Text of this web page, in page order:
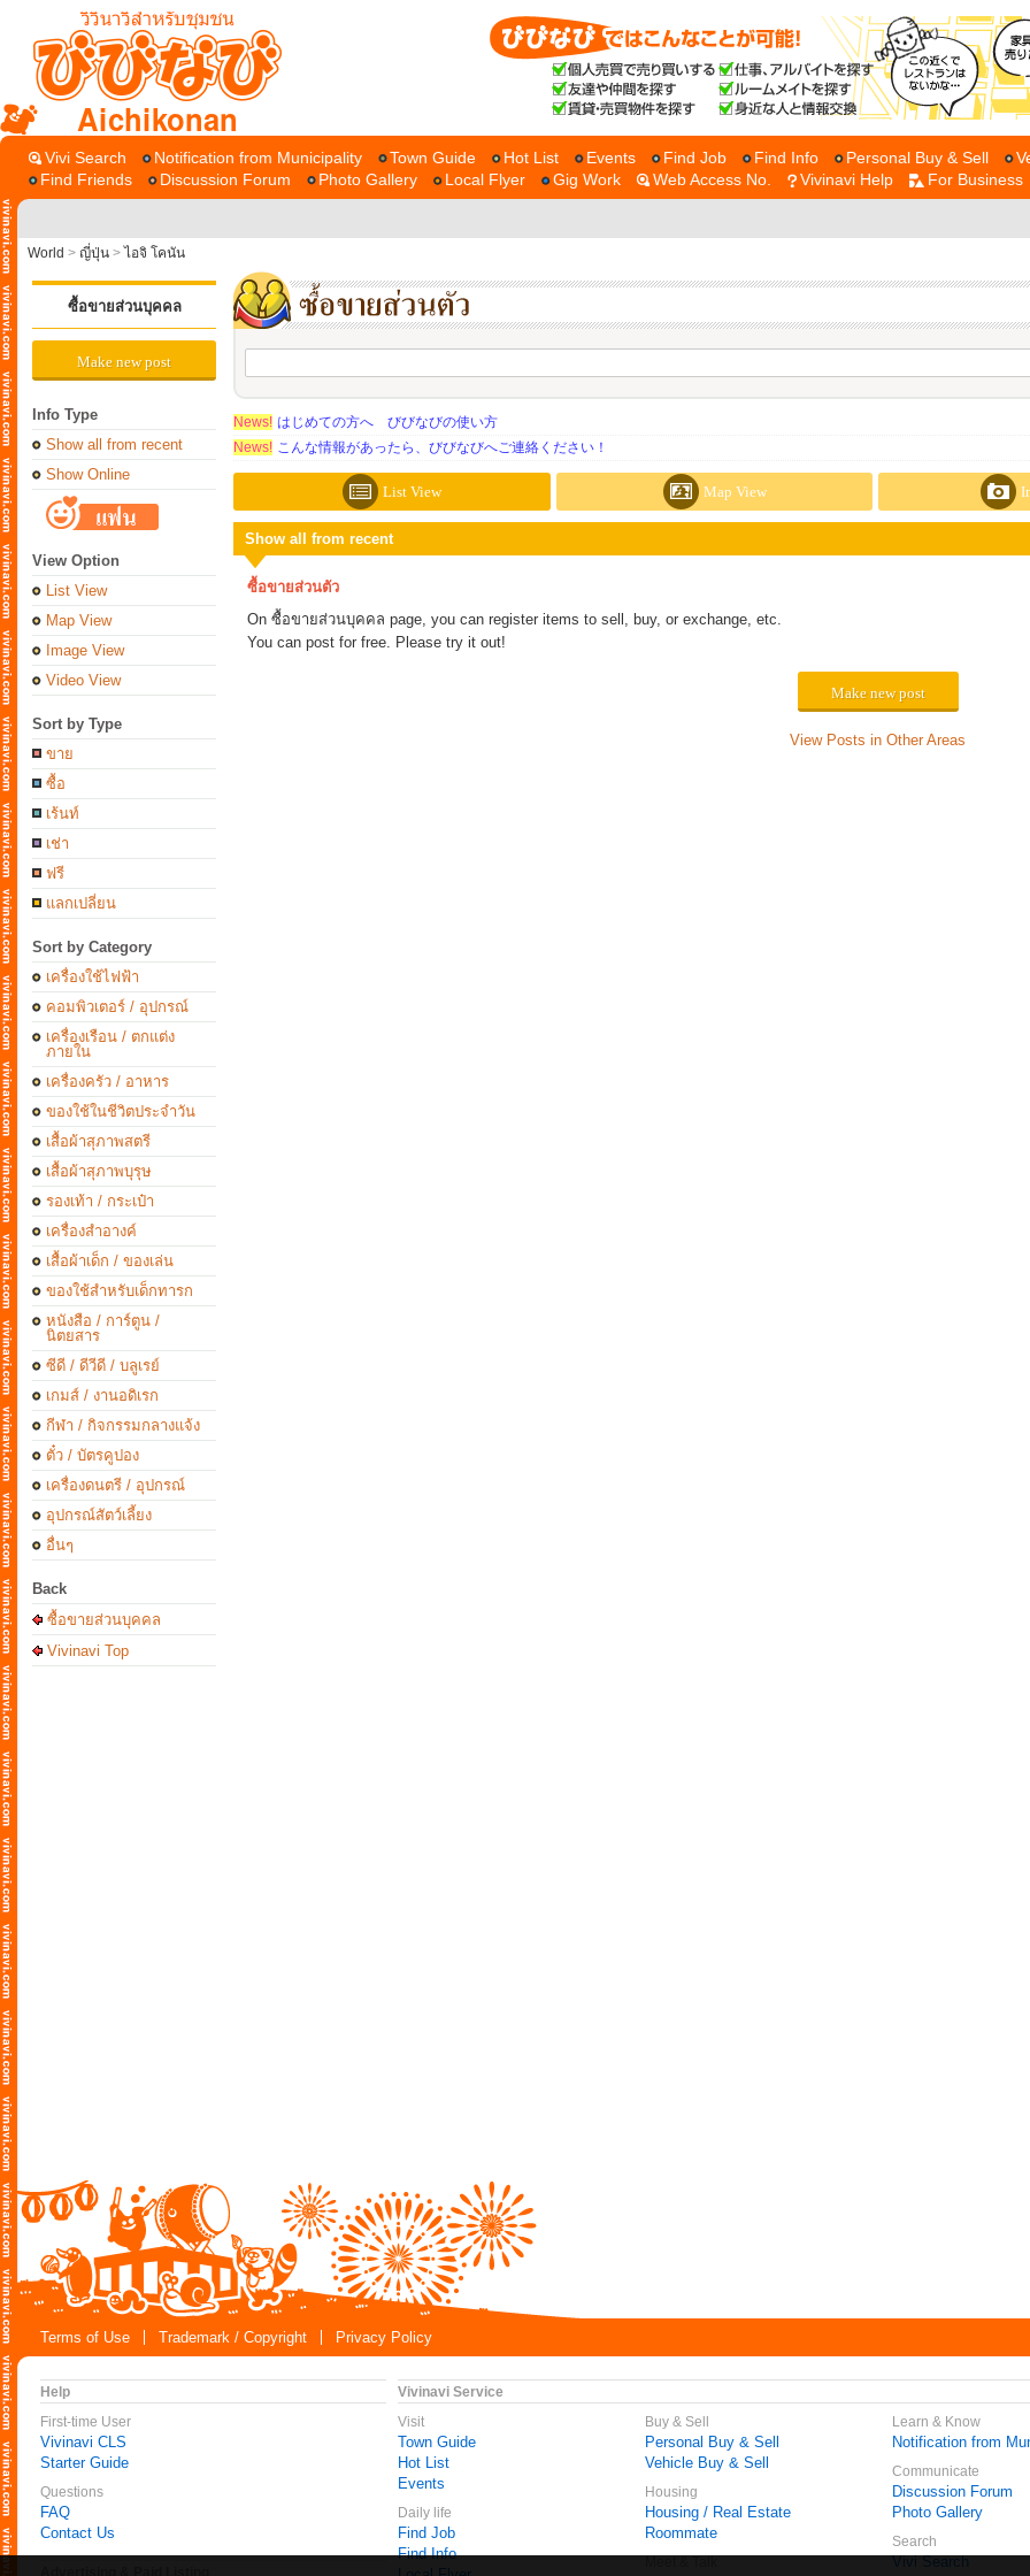
Aichikonan
Vivi Search Notification from Municipality Town Guide Hot List Events Find Job Find Info Personal Buy & Sell
Find Friends
Discussion Forum Photo Gallery Local Flyer Gig Work Web Access No. Vivinavi Help For Business
World > ญี่ปุ่น > ไอจิ โคนัน
ซื้อขายส่วนบุคคล
Make new post
Info Type
Show all from recent
Show Online
View Option
List View
Map View
Image View
Video View
Sort by Type
ขาย
ซื้อ
เร้นท์
เช่า
ฟรี
แลกเปลี่ยน
Sort by Category
เครื่องใช้ไฟฟ้า
คอมพิวเตอร์ / อุปกรณ์
เครื่องเรือน / ตกแต่ง
ภายใน
เครื่องครัว / อาหาร
ของใช้ในชีวิตประจำวัน
เสื้อผ้าสุภาพสตรี
เสื้อผ้าสุภาพบุรุษ
รองเท้า / กระเป๋า
เครื่องสำอางค์
เสื้อผ้าเด็ก / ของเล่น
ของใช้สำหรับเด็กทารก
หนังสือ / การ์ตูน /
นิตยสาร
ซีดี / ดีวีดี / บลูเรย์
เกมส์ / งานอดิเรก
กีฬา / กิจกรรมกลางแจ้ง
ตั๋ว / บัตรคูปอง
เครื่องดนตรี / อุปกรณ์
อุปกรณ์สัตว์เลี้ยง
อื่นๆ
Back
ซื้อขายส่วนบุคคล
Vivinavi Top
News! はじめての方へ びびなびの使い方
News! こんな情報があったら、びびなびへご連絡ください！
List View Map View
Show all from recent
ซื้อขายส่วนตัว
On ซื้อขายส่วนบุคคล page, you can register items to sell, buy, or exchange, etc.
You can post for free. Please try it out!
Make new post
View Posts in Other Areas
Terms of Use
Trademark / Copyright Privacy Policy
Help
First-time User
Vivinavi CLS
Starter Guide
Questions
FAQ
Contact Us
Vivinavi Service
Visit
Town Guide
Hot List
Events
Daily life
Find Job
Find Info
Buy & Sell
Personal Buy & Sell
Vehicle Buy & Sell
Housing
Housing / Real Estate
Roommate
Learn & Know
Notification from
Communicate
Discussion Forum
Photo Gallery
Search
Vivi Search